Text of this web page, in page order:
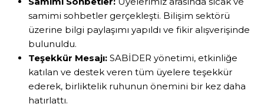
samimi sohbetler gerçekleşti. Bilişim sektörü
üzerine bilgi paylaşımı yapıldı ve fikir alışverişinde
bulunuldu.
Teşekkür Mesajı: SABİDER yönetimi, etkinliğe
katılan ve destek veren tüm üyelere teşekkür
ederek, birliktelik ruhunun önemini bir kez daha
hatırlattı.